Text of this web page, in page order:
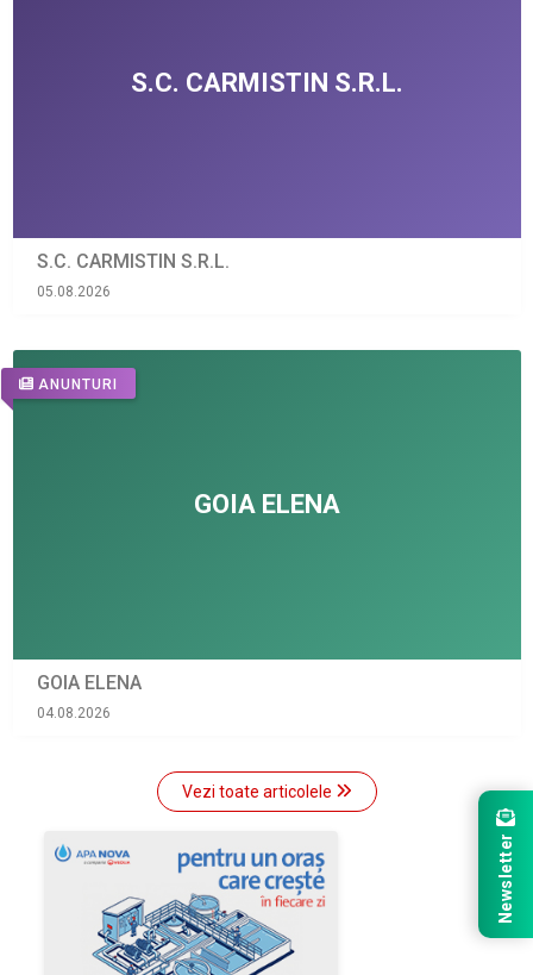
S.C. CARMISTIN S.R.L.
05.08.2026
ANUNTURI
GOIA ELENA
04.08.2026
Vezi toate articolele
Newsletter